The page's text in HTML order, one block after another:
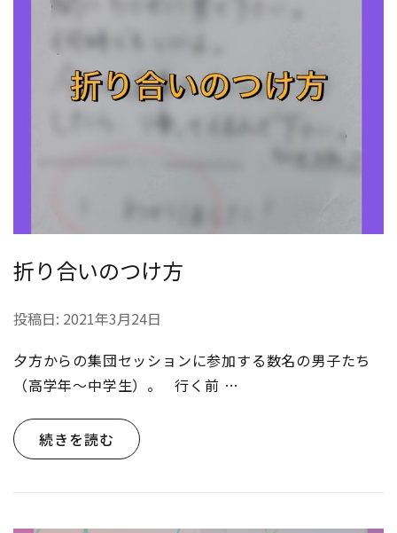
折り合いのつけ方
投稿日: 2021年3月24日
夕方からの集団セッションに参加する数名の男子たち
（高学年〜中学生）。 行く前 …
続きを読む